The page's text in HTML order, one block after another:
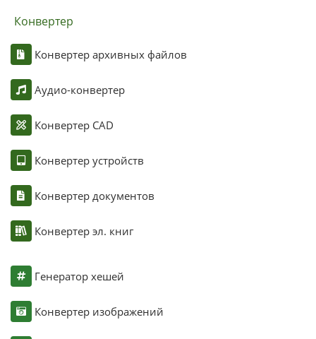
Конвертер
Конвертер архивных файлов
Аудио-конвертер
Конвертер CAD
Конвертер устройств
Конвертер документов
Конвертер эл. книг
Генератор хешей
Конвертер изображений